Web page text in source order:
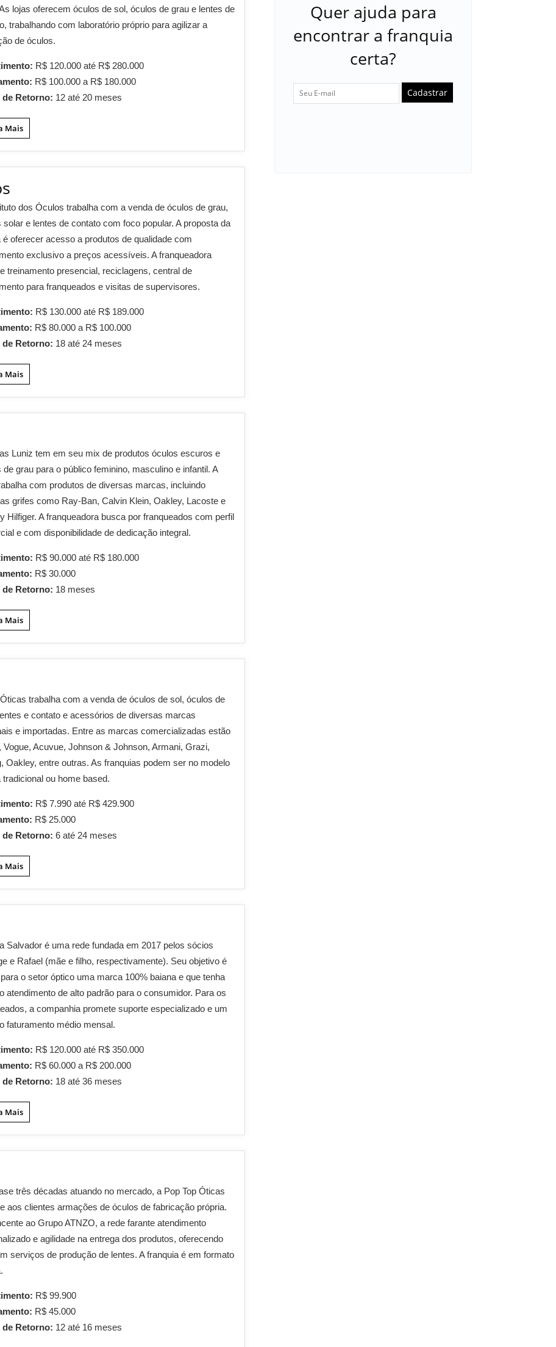
lojas oferecem óculos de sol, óculos de grau e lentes de
trabalhando com laboratório próprio para agilizar a
de óculos.
R$ 120.000 até R$ 280.000
R$ 100.000 a R$ 180.000
de Retorno: 12 até 20 meses
Mais
dos Óculos trabalha com a venda de óculos de grau,
solar e lentes de contato com foco popular. A proposta da
é oferecer acesso a produtos de qualidade com
exclusivo a preços acessíveis. A franqueadora
treinamento presencial, reciclagens, central de
para franqueados e visitas de supervisores.
R$ 130.000 até R$ 189.000
R$ 80.000 a R$ 100.000
de Retorno: 18 até 24 meses
Mais
Luniz tem em seu mix de produtos óculos escuros e
de grau para o público feminino, masculino e infantil. A
com produtos de diversas marcas, incluindo
grifes como Ray-Ban, Calvin Klein, Oakley, Lacoste e
Hilfiger. A franqueadora busca por franqueados com perfil
e com disponibilidade de dedicação integral.
R$ 90.000 até R$ 180.000
R$ 30.000
de Retorno: 18 meses
Mais
trabalha com a venda de óculos de sol, óculos de
e contato e acessórios de diversas marcas
e importadas. Entre as marcas comercializadas estão
Vogue, Acuvue, Johnson & Johnson, Armani, Grazi,
Oakley, entre outras. As franquias podem ser no modelo
tradicional ou home based.
R$ 7.990 até R$ 429.900
R$ 25.000
de Retorno:6 até 24 meses
Mais
Salvador é uma rede fundada em 2017 pelos sócios
e Rafael (mãe e filho, respectivamente). Seu objetivo é
o setor óptico uma marca 100% baiana e que tenha
atendimento de alto padrão para o consumidor. Para os
a companhia promete suporte especializado e um
faturamento médio mensal.
R$ 120.000 até R$ 350.000
R$ 60.000 a R$ 200.000
de Retorno: 18 até 36 meses
Mais
três décadas atuando no mercado, a Pop Top Óticas
aos clientes armações de óculos de fabricação própria.
ao Grupo ATNZO, a rede farante atendimento
e agilidade na entrega dos produtos, oferecendo
serviços de produção de lentes. A franquia é em formato
R$ 99.900
R$ 45.000
de Retorno: 12 até 16 meses
Quer ajuda para
encontrar a franquia
certa?
Cadastrar